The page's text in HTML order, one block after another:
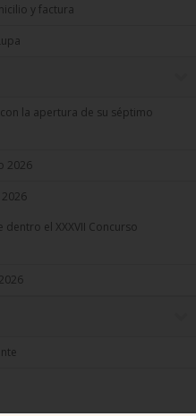
y factura
la apertura de su séptimo
2026
el XXXVII Concurso